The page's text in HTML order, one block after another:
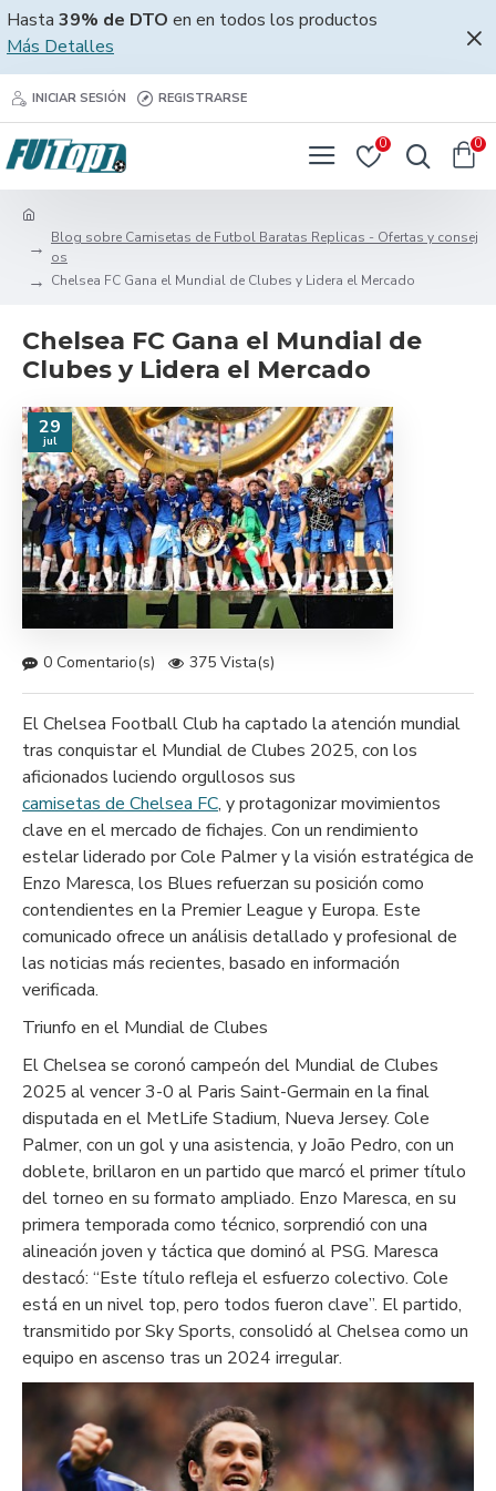
Hasta 39% de DTO en en todos los productos
Más Detalles
INICIAR SESIÓN REGISTRARSE
0 0
Blog sobre Camisetas de Futbol Baratas Replicas - Ofertas y consej
os
Chelsea FC Gana el Mundial de Clubes y Lidera el Mercado
Chelsea FC Gana el Mundial de
Clubes y Lidera el Mercado
29
jul
0 Comentario(s) 375 Vista(s)
El Chelsea Football Club ha captado la atención mundial
tras conquistar el Mundial de Clubes 2025, con los
aficionados luciendo orgullosos sus
camisetas de Chelsea FC, y protagonizar movimientos
clave en el mercado de fichajes. Con un rendimiento
estelar liderado por Cole Palmer y la visión estratégica de
Enzo Maresca, los Blues refuerzan su posición como
contendientes en la Premier League y Europa. Este
comunicado ofrece un análisis detallado y profesional de
las noticias más recientes, basado en información
verificada.
Triunfo en el Mundial de Clubes
El Chelsea se coronó campeón del Mundial de Clubes
2025 al vencer 3-0 al Paris Saint-Germain en la final
disputada en el MetLife Stadium, Nueva Jersey. Cole
Palmer, con un gol y una asistencia, y João Pedro, con un
doblete, brillaron en un partido que marcó el primer título
del torneo en su formato ampliado. Enzo Maresca, en su
primera temporada como técnico, sorprendió con una
alineación joven y táctica que dominó al PSG. Maresca
destacó: “Este título refleja el esfuerzo colectivo. Cole
está en un nivel top, pero todos fueron clave”. El partido,
transmitido por Sky Sports, consolidó al Chelsea como un
equipo en ascenso tras un 2024 irregular.